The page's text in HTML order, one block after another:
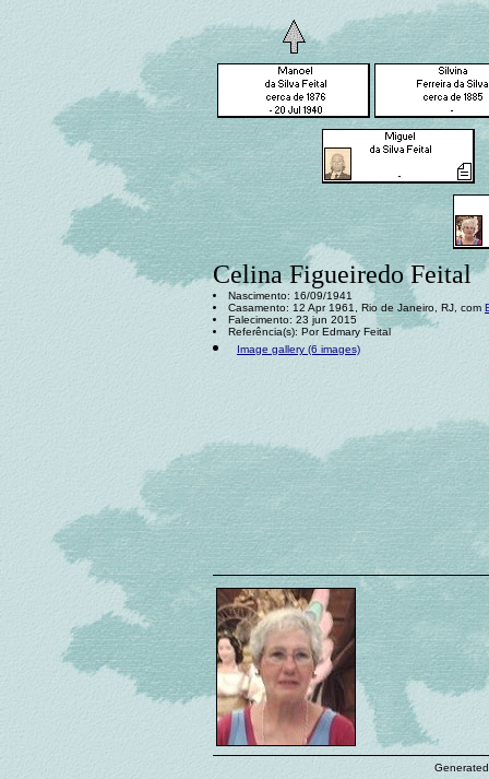
Celina Figueiredo Feital
Nascimento: 16/09/1941
Casamento: 12 Apr 1961, Rio de Janeiro, RJ, com
Falecimento: 23 jun 2015
Referência(s): Por Edmary Feital
Image gallery (6 images)